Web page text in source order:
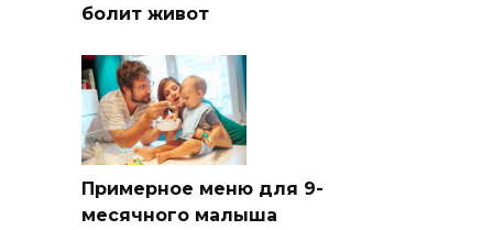
болит живот
Примерное меню для 9-
месячного малыша